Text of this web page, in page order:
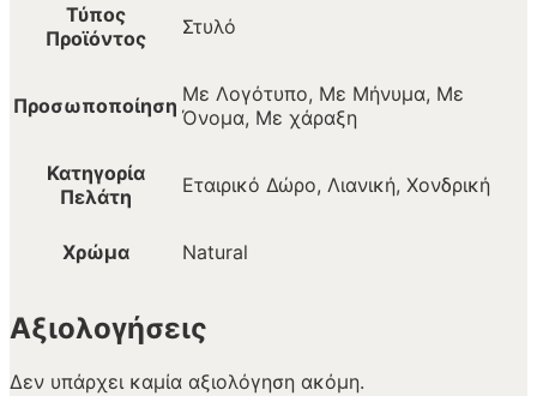
Τύπος
Προϊόντος
Στυλό
Προσωποποίηση Με Λογότυπο, Με Μήνυμα, Με
Όνομα, Με χάραξη
Κατηγορία
Πελάτη
Εταιρικό Δώρο, Λιανική, Χονδρική
Χρώμα Natural
Αξιολογήσεις
Δεν υπάρχει καμία αξιολόγηση ακόμη.